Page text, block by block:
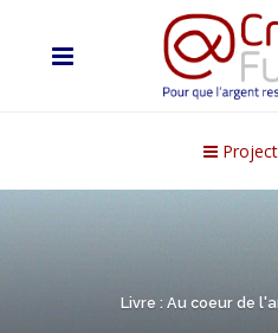
Livre : Au coeur de